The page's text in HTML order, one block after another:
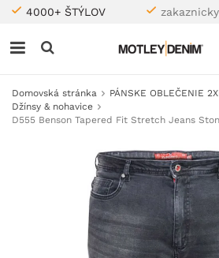
4000+ ŠTÝLOV
Domovská stránka
PÁNSKE OBLEČENIE
Džínsy & nohavice
D555 Benson Tapered Fit Stretch Jeans